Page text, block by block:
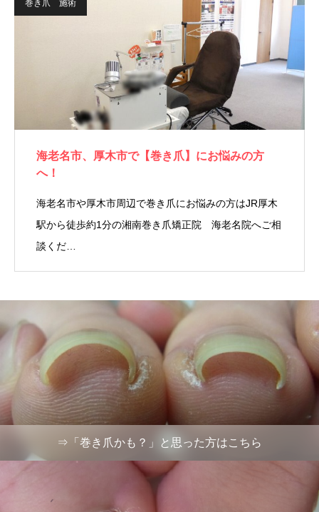
巻き爪 施術
海老名市、厚木市で【巻き爪】にお悩みの方
へ！
海老名市や厚木市周辺で巻き爪にお悩みの方はJR厚木
駅から徒歩約1分の湘南巻き爪矯正院 海老名院へご相
談くだ…
⇒「巻き爪かも？」と思った方はこちら